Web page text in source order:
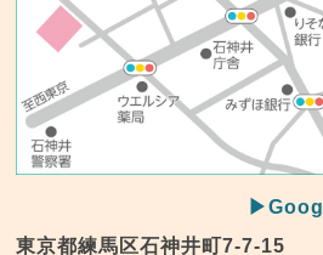
東京都練馬区石神井町7-7-15